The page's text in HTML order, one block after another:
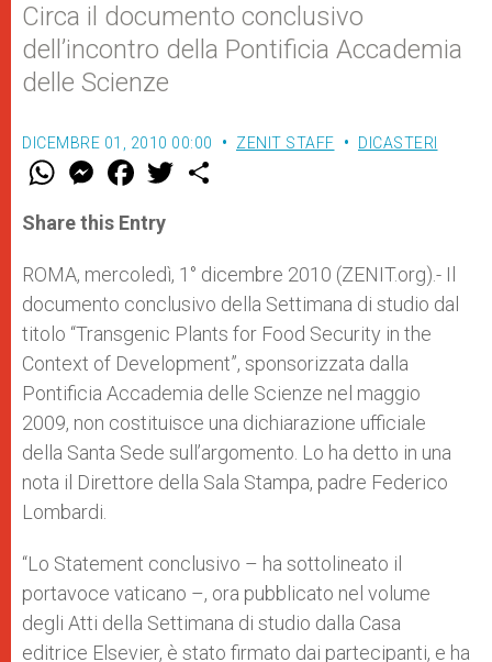
Circa il documento conclusivo
dell’incontro della Pontificia Accademia
delle Scienze
DICEMBRE 01, 2010 00:00 ZENIT STAFF DICASTERI
W
t
s
p
p
M
e
s
e
g
e
r
F
a
e
b
o
k
w
r
Share this Entry
ROMA, mercoledì, 1° dicembre 2010 (ZENIT.org).- Il
documento conclusivo della Settimana di studio dal
titolo “Transgenic Plants for Food Security in the
Context of Development”, sponsorizzata dalla
Pontificia Accademia delle Scienze nel maggio
2009, non costituisce una dichiarazione ufficiale
della Santa Sede sull’argomento. Lo ha detto in una
nota il Direttore della Sala Stampa, padre Federico
Lombardi.
“Lo Statement conclusivo – ha sottolineato il
portavoce vaticano –, ora pubblicato nel volume
degli Atti della Settimana di studio dalla Casa
editrice Elsevier, è stato firmato dai partecipanti, e ha